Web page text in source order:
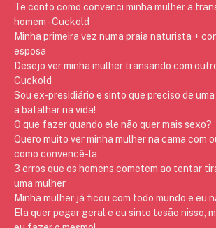
Te conto como convenci minha mulher a
homem - Cuckold
Minha primeira vez numa praia naturista +
esposa
Desejo ver minha mulher transando com
Cuckold
Sou ex-presidiário e sinto que preciso de
a batalhar na vida!
O que fazer quando ele não quer mais sexo?
Quero muito ver minha mulher na cama com
como convencê-la
3 erros que os homens cometem ao tentar
uma mulher
Minha mulher já ficou com todo mundo e eu
Ela quer pegar geral e eu sinto tesão nisso,